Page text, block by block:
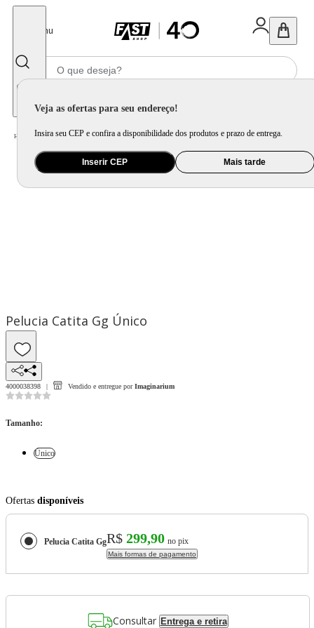
Menu
Veja as ofertas para seu endereço!
Insira seu CEP e confira a disponibilidade dos produtos e prazo de entrega.
Inserir CEP Mais tarde
Home Presentes / Presente Criativo / Pelucia Catita Gg
Pelucia Catita Gg Único
4000038398 Vendido e entregue por Imaginarium
Tamanho:
Único
Ofertas disponíveis
Pelucia Catita GgR$ 299,90 no pix
Mais formas de pagamento
Consultar Entrega e retira